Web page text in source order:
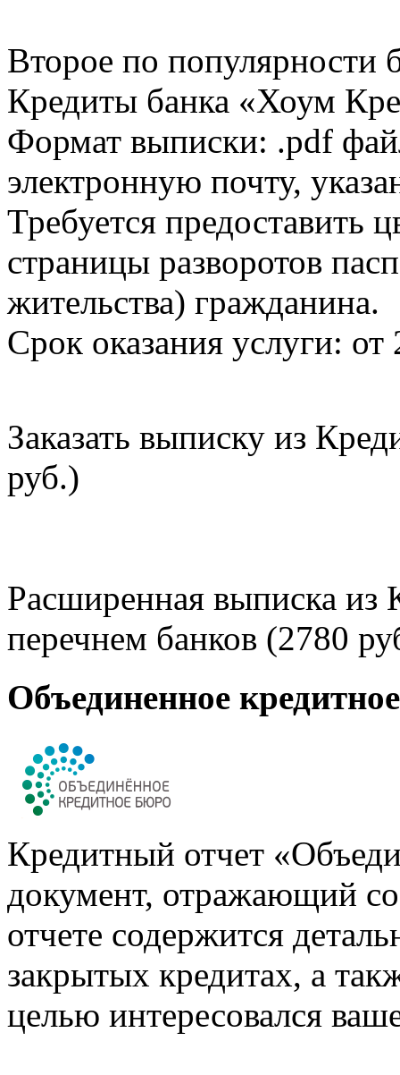
Второе по популярности
Кредиты банка «Хоум
Формат выписки: .pdf
электронную почту,
Требуется предоставить
страницы разворотов
жительства) гражданина.
Срок оказания услуги: от
Заказать выписку из
руб.)
Расширенная выписка из
перечнем банков (2780
Объединенное
Кредитный отчет
документ, отражающий
отчете содержится
закрытых кредитах, а
целью интересовался